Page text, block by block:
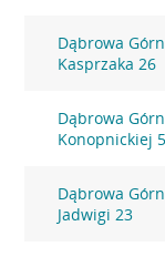
Dąbrowa
Kasprzaka 26
Dąbrowa
Konopnickiej
Dąbrowa
Jadwigi 23